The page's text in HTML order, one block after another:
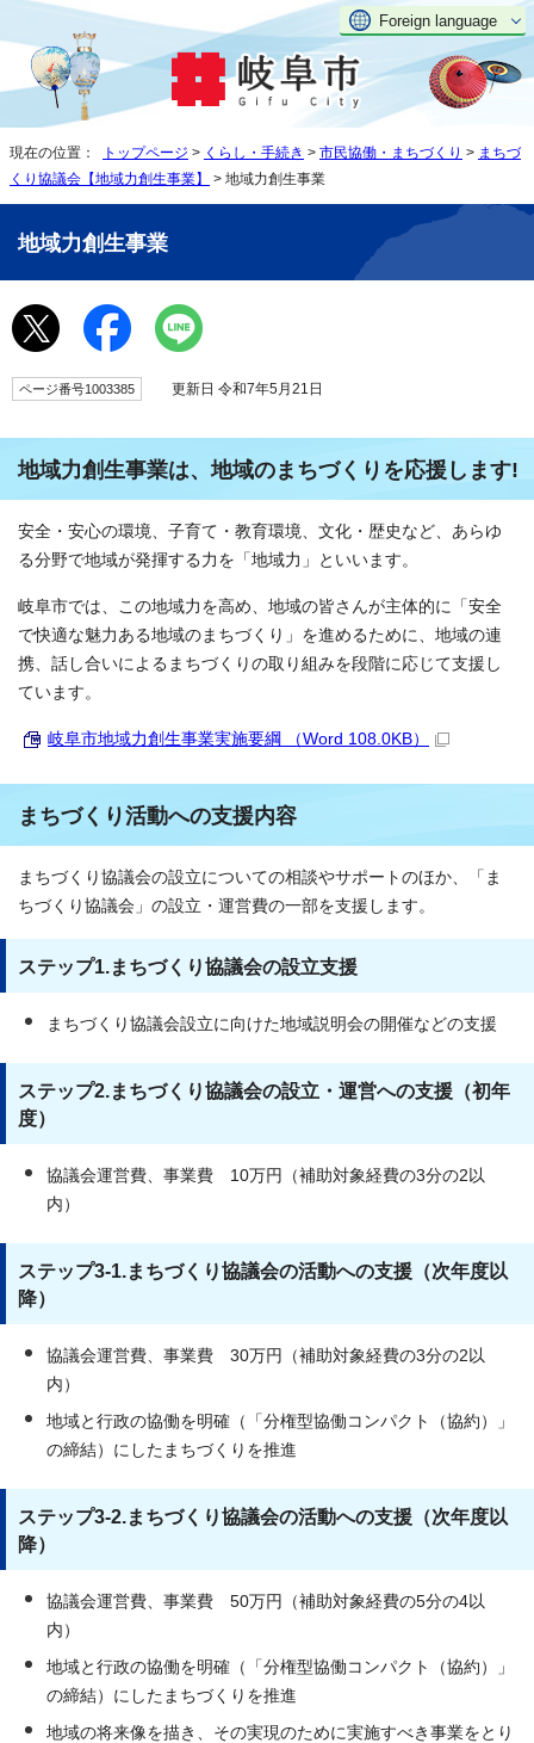
Foreign language
現在の位置： トップページ > くらし・手続き > 市民協働・まちづくり > まちづ
くり協議会【地域力創生事業】
> 地域力創生事業
地域力創生事業
ページ番号1003385 更新日 令和7年5月21日
地域力創生事業は、地域のまちづくりを応援します!
安全・安心の環境、子育て・教育環境、文化・歴史など、あらゆ
る分野で地域が発揮する力を「地域力」といいます。
岐阜市では、この地域力を高め、地域の皆さんが主体的に「安全
で快適な魅力ある地域のまちづくり」を進めるために、地域の連
携、話し合いによるまちづくりの取り組みを段階に応じて支援し
ています。
岐阜市地域力創生事業実施要綱 （Word 108.0KB）
まちづくり活動への支援内容
まちづくり協議会の設立についての相談やサポートのほか、「ま
ちづくり協議会」の設立・運営費の一部を支援します。
ステップ1.まちづくり協議会の設立支援
まちづくり協議会設立に向けた地域説明会の開催などの支援
ステップ2.まちづくり協議会の設立・運営への支援（初年
度）
協議会運営費、事業費 10万円（補助対象経費の3分の2以
内）
ステップ3-1.まちづくり協議会の活動への支援（次年度以
降）
協議会運営費、事業費 30万円（補助対象経費の3分の2以
内）
地域と行政の協働を明確（「分権型協働コンパクト（協約）」
の締結）にしたまちづくりを推進
ステップ3-2.まちづくり協議会の活動への支援（次年度以
降）
協議会運営費、事業費 50万円（補助対象経費の5分の4以
内）
地域と行政の協働を明確（「分権型協働コンパクト（協約）」
の締結）にしたまちづくりを推進
地域の将来像を描き、その実現のために実施すべき事業をとり